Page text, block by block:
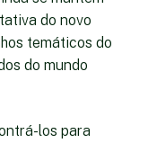
do novo
temáticos do
do mundo
los para